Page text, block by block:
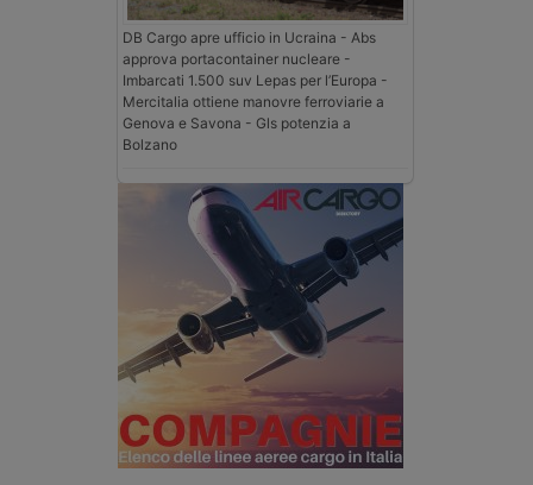
DB Cargo apre ufficio in Ucraina - Abs
approva portacontainer nucleare -
Imbarcati 1.500 suv Lepas per l’Europa -
Mercitalia ottiene manovre ferroviarie a
Genova e Savona - Gls potenzia a
Bolzano